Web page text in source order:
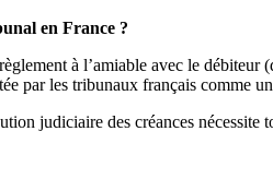
en France ?
à l’amiable avec le débiteur
par les tribunaux français comme
judiciaire des créances nécessite